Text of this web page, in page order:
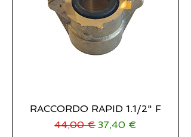
RACCORDO RAPID 1.1/2" F
Prezzo regolare
44,00 € Prezzo scontato
37,40 €